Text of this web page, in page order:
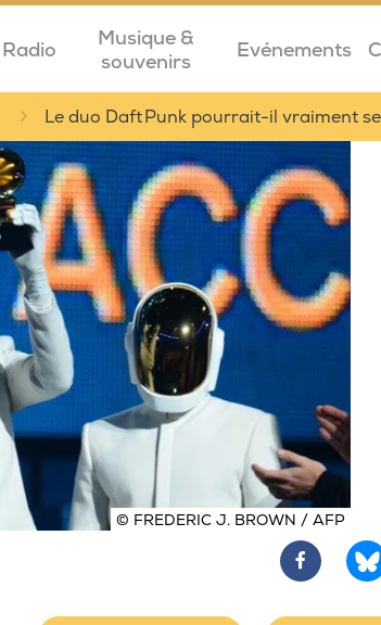
Radio
Musique &
souvenirs
Evénements
Le duo Daft Punk pourrait-il vraiment
© FREDERIC J. BROWN / AFP